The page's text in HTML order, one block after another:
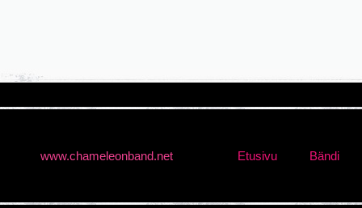
www.chameleonband.net Etusivu Bändi